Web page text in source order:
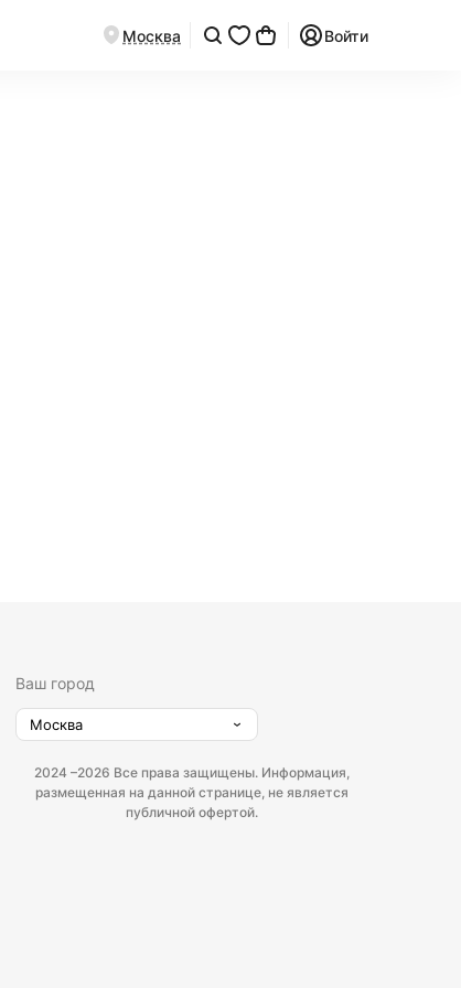
Москва Войти
Ваш город
Москва
2024 –2026 Все права защищены. Информация,
размещенная на данной странице, не является
публичной офертой.